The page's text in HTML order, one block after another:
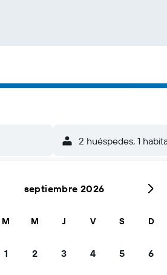
2 huéspedes, 1
septiembre 2026
M M J V S D
1 2 3 4 5 6